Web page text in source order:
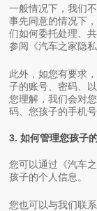
一般情况下，我们
事先同意的情况下
们如何委托处理、
参阅《汽车之家隐私
此外，如您有要求
子的账号、密码、
您理解，我们会对
码、您孩子的手机
3. 如何管理您孩子
您可以通过《汽车
孩子的个人信息。
您也可以与我们联